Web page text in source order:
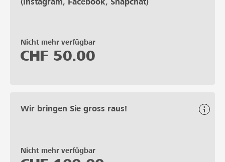
Nicht mehr verfügbar
CHF 50.00
Wir bringen Sie gross raus!
Nicht mehr verfügbar